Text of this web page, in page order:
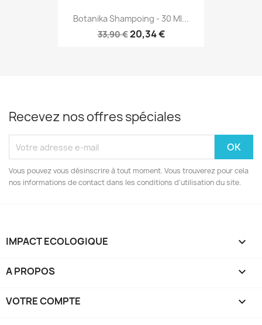
Botanika Shampoing - 30 Ml...
33,90 €20,34 €
Recevez nos offres spéciales
Vous pouvez vous désinscrire à tout moment. Vous trouverez pour cela
nos informations de contact dans les conditions d'utilisation du site.
IMPACT ECOLOGIQUE 
A PROPOS 
VOTRE COMPTE 